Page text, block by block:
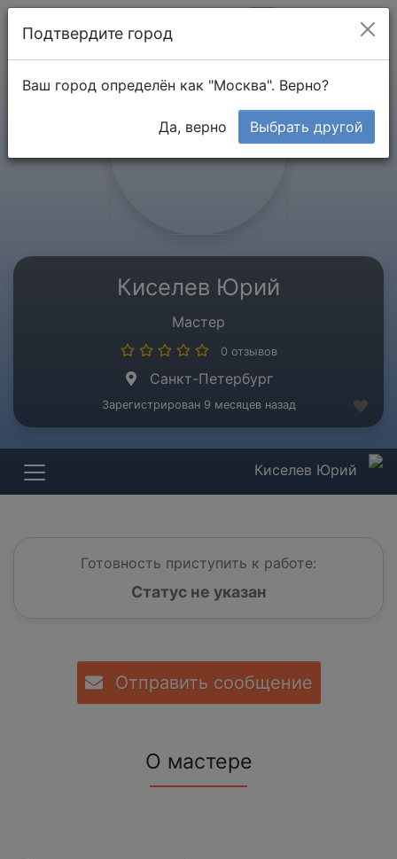
Киселев Юрий
Мастер
0 отзывов
Санкт-Петербург
Зарегистрирован 9 месяцев назад
Киселев Юрий
Готовность приступить к работе:
Статус не указан
Отправить сообщение
О мастере
Подтвердите город
Ваш город определён как "Москва". Верно?
Да, верно Выбрать другой